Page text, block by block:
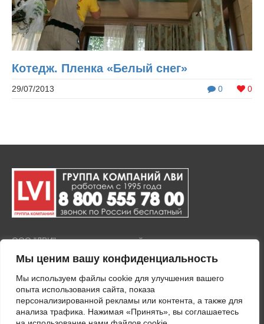
Мы ценим вашу конфиденциальность
Мы используем файлы cookie для улучшения вашего
опыта использования сайта, показа
персонализированной рекламы или контента, а также для
анализа трафика. Нажимая «Принять», вы соглашаетесь
Котедж. Пленка «Белый снег»
0 0
29/07/2013
ООО "ЛВИ" представляет полный комплекс услуг по продаже
покрытия любых стеклянных поверхностей защитными
применением современного оборудования и
высококачественных материалов.